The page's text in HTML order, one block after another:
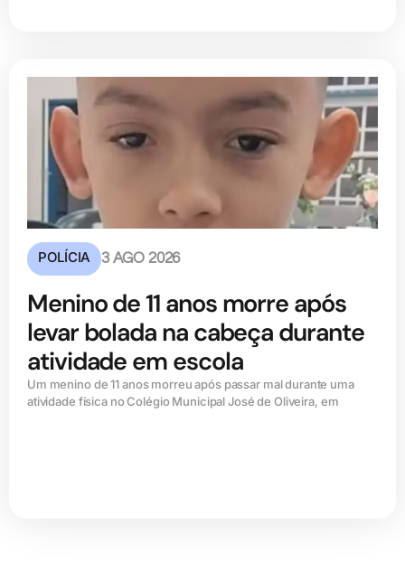
POLÍCIA 3 AGO 2026
Menino de 11 anos morre após
levar bolada na cabeça durante
atividade em escola
Um menino de 11 anos morreu após passar mal durante uma
atividade física no Colégio Municipal José de Oliveira, em